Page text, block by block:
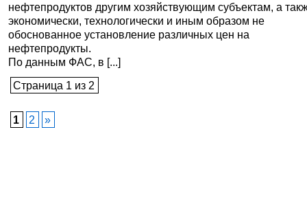
нефтепродуктов другим хозяйствующим субъектам, а
экономически, технологически и иным образом не
обоснованное установление различных цен на
нефтепродукты.
По данным ФАС, в [...]
Страница 1 из 2
1 2 »